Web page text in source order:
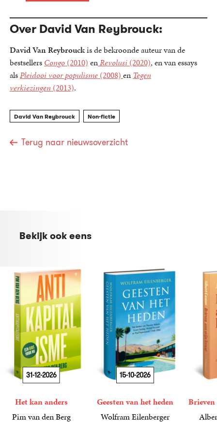
Over David Van Reybrouck:
David Van Reybrouckis de bekroonde auteur van de
bestsellers Congo (2010) enRevolusi (2020), en van essays
alsPleidooi voor populisme (2008) en Tegen
verkiezingen (2013).
David Van Reybrouck Non-fictie
Terug naar nieuwsoverzicht
Bekijk ook eens
31-12-2026
Het kan anders
Pim van den Berg
15-10-2026
Geesten van het heden
Wolfram Eilenberger